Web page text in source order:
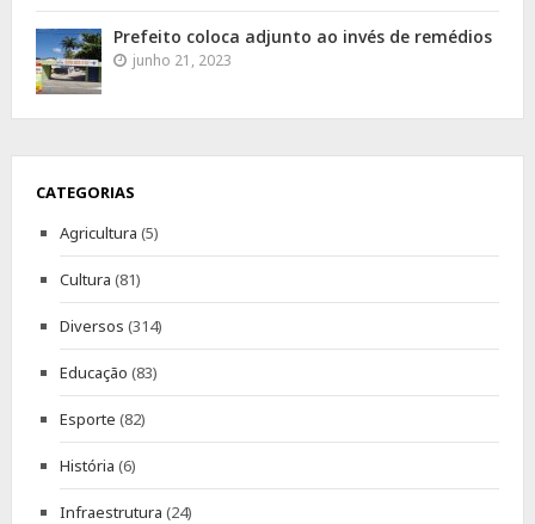
Prefeito coloca adjunto ao invés de remédios
junho 21, 2023
CATEGORIAS
Agricultura (5)
Cultura (81)
Diversos (314)
Educação (83)
Esporte (82)
História (6)
Infraestrutura (24)